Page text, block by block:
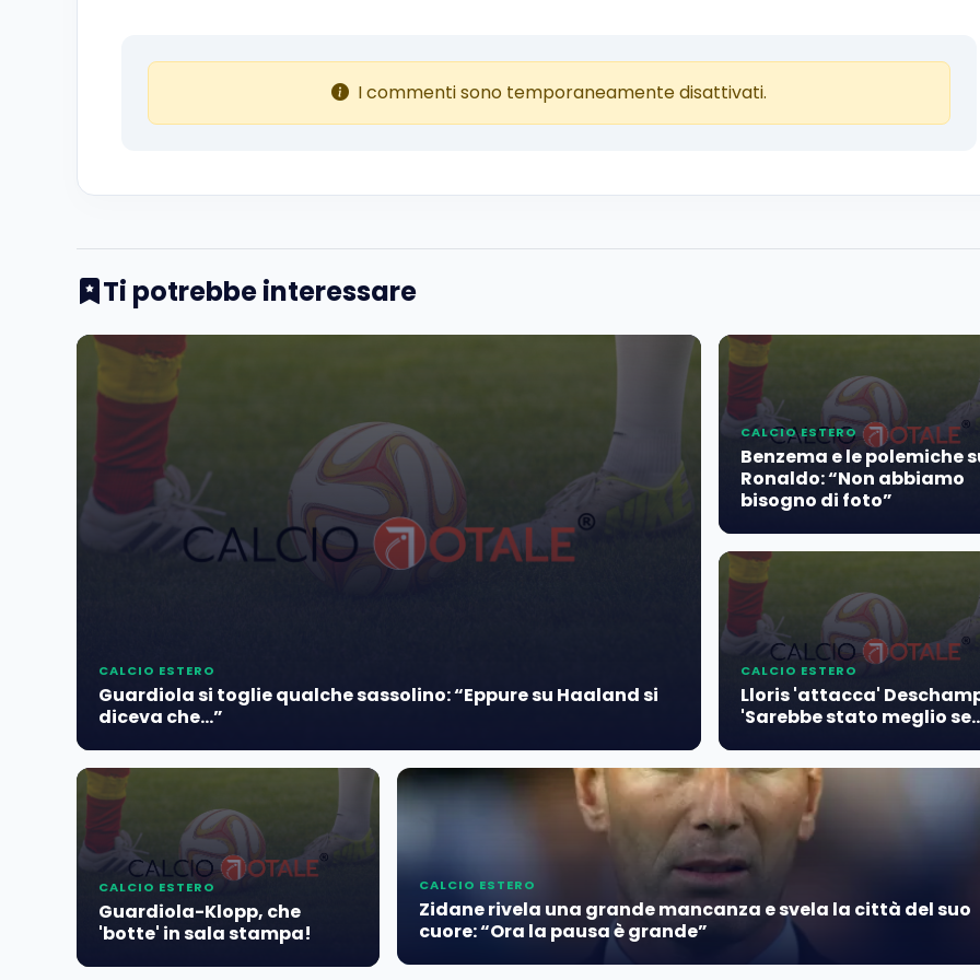
I commenti sono temporaneamente disattivati.
Ti potrebbe interessare
CALCIO ESTERO
Guardiola si toglie qualche sassolino: “Eppure su Haaland si
diceva che…”
CALCIO ESTERO
Benzema e le polemiche
Ronaldo: “Non abbiamo
bisogno di foto”
CALCIO ESTERO
Lloris 'attacca'
'Sarebbe stato meglio
CALCIO ESTERO
Guardiola-Klopp, che
'botte' in sala stampa!
CALCIO ESTERO
Zidane rivela una grande mancanza e svela la città del suo
cuore: “Ora la pausa è grande”